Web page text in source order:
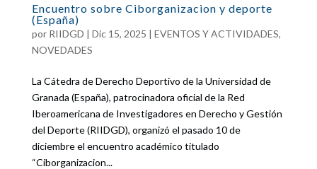
Encuentro sobre Ciborganizacion y deporte
(España)
por RIIDGD | Dic 15, 2025 | EVENTOS Y ACTIVIDADES,
NOVEDADES
La Cátedra de Derecho Deportivo de la Universidad de
Granada (España), patrocinadora oficial de la Red
Iberoamericana de Investigadores en Derecho y Gestión
del Deporte (RIIDGD), organizó el pasado 10 de
diciembre el encuentro académico titulado
“Ciborganizacion...